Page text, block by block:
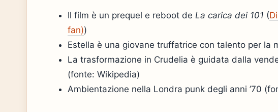
Il film è un prequel e reboot de La carica dei 101 (
fan))
Estella è una giovane truffatrice con talento per la
La trasformazione in Crudelia è guidata dalla
(fonte: Wikipedia)
Ambientazione nella Londra punk degli anni ’70